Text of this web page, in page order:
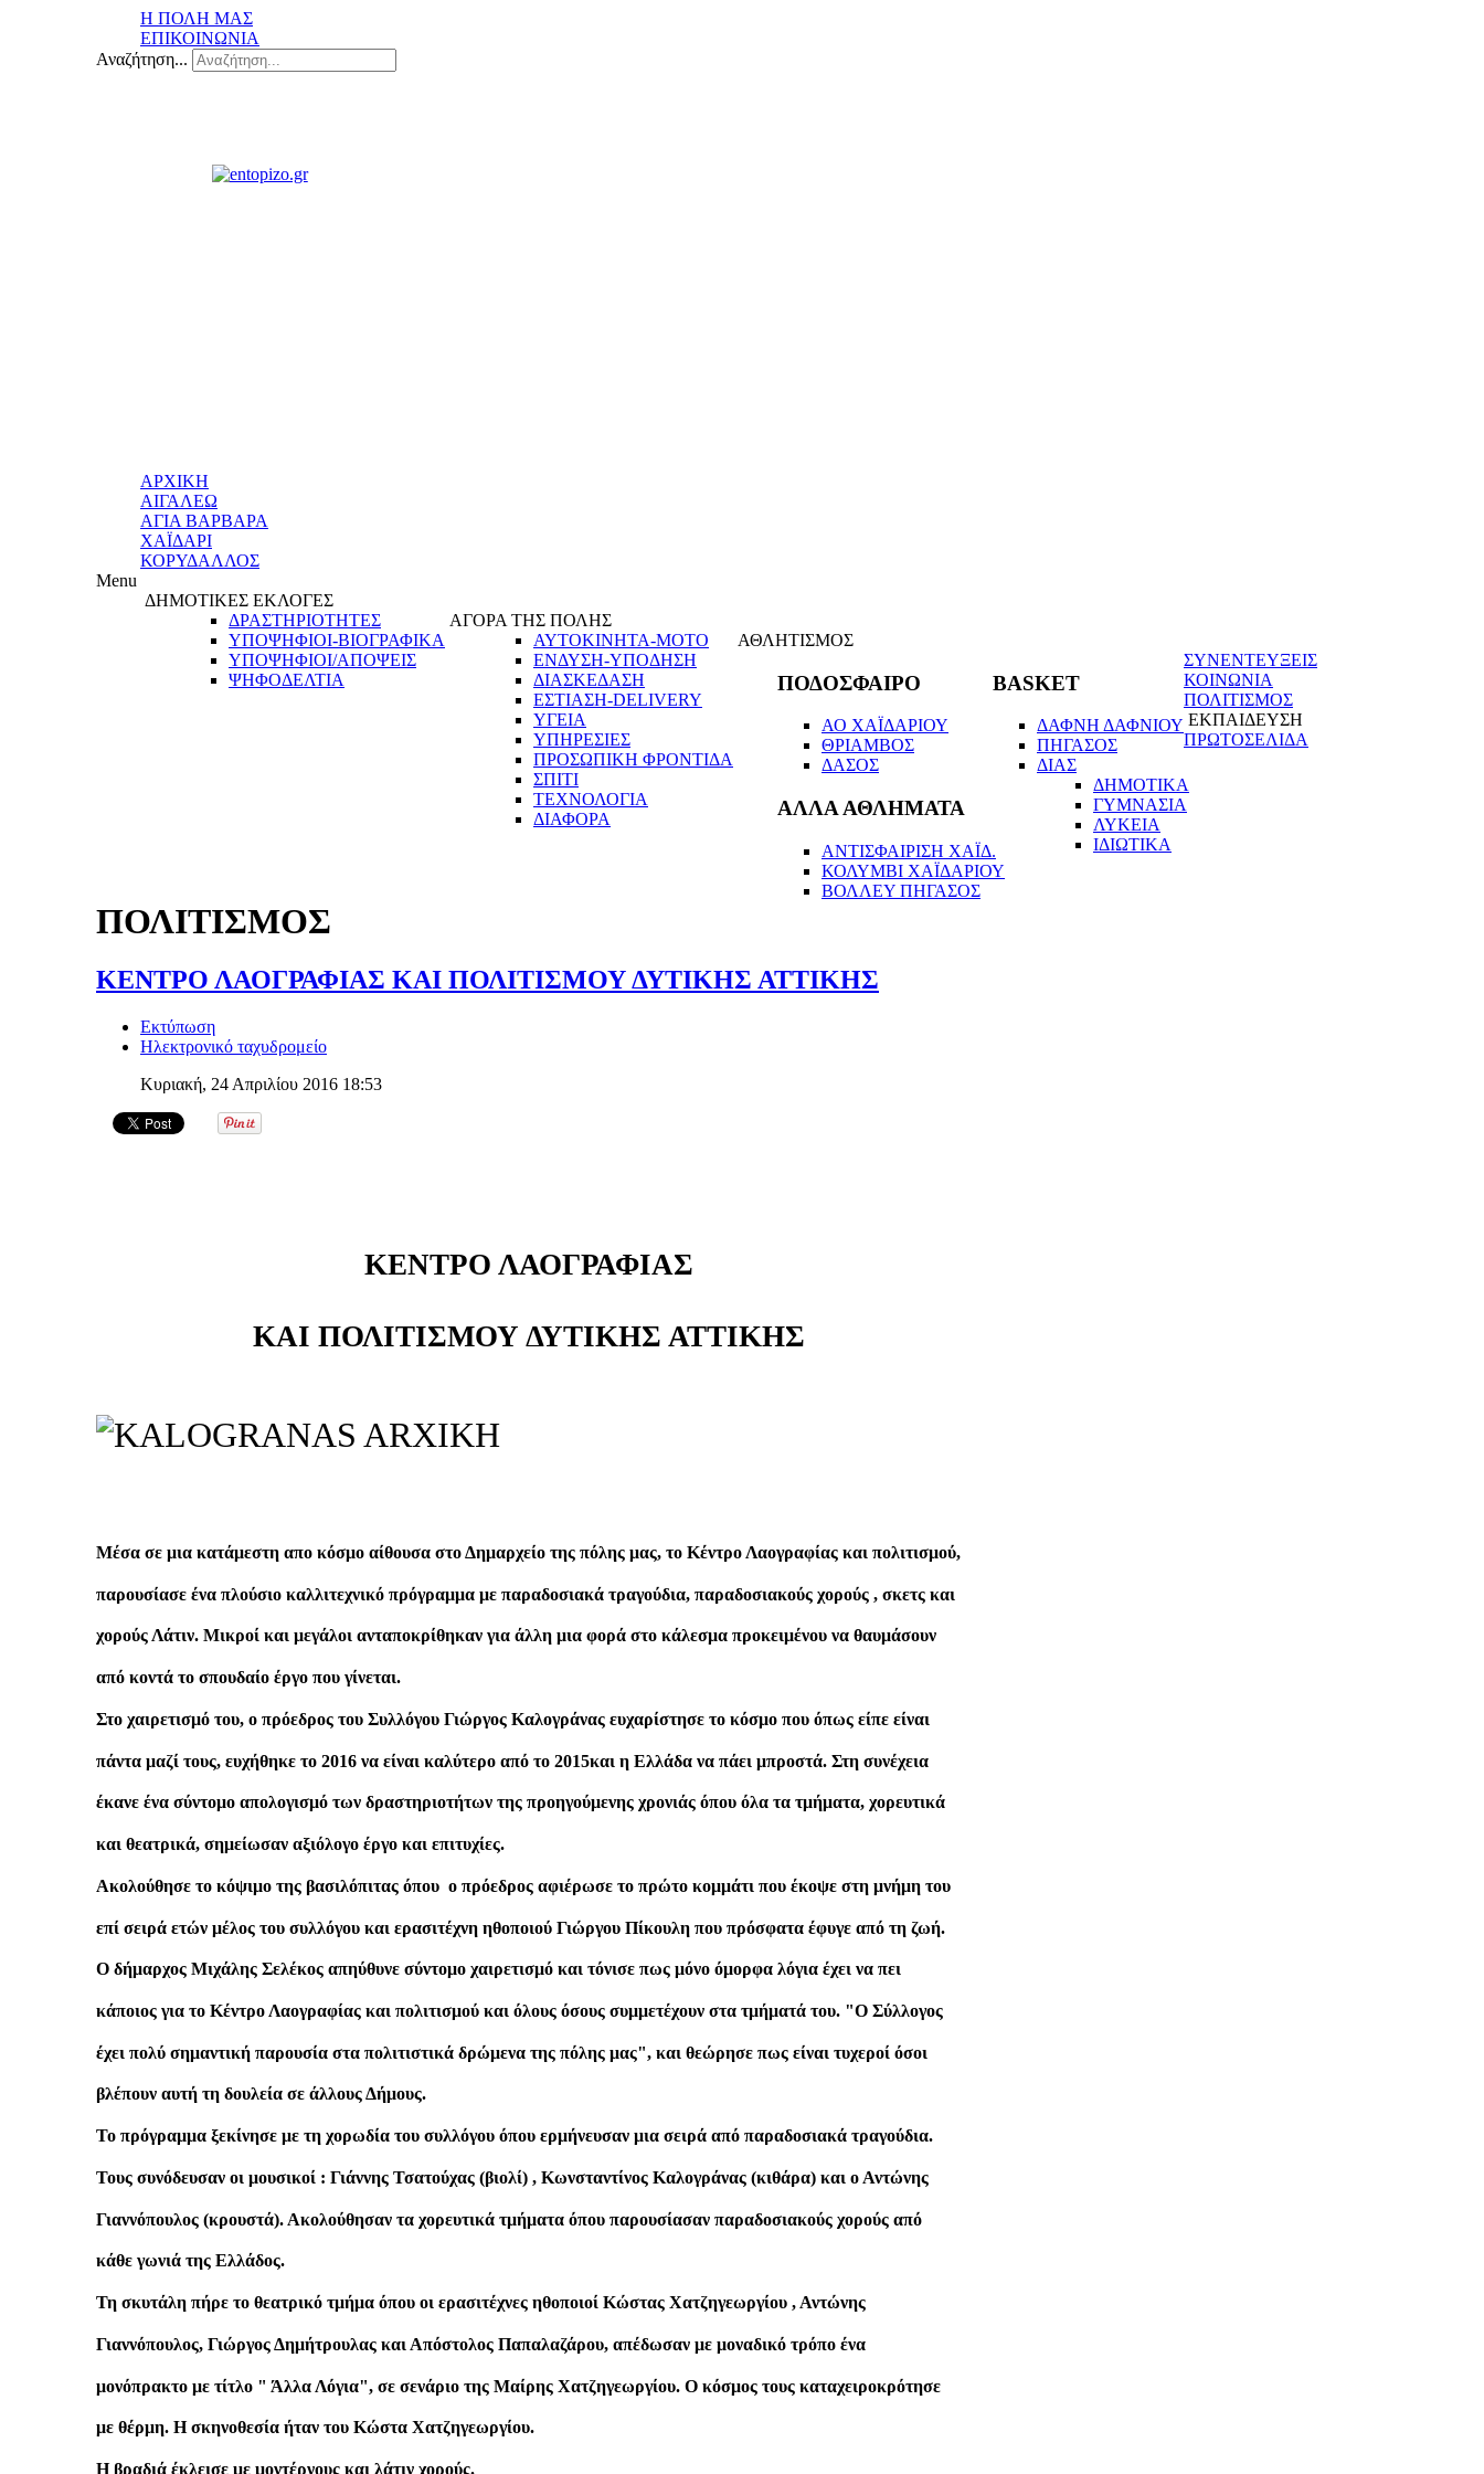
Η ΠΟΛΗ ΜΑΣ
ΕΠΙΚΟΙΝΩΝΙΑ
Αναζήτηση...
ΑΡΧΙΚΗ
ΑΙΓΑΛΕΩ
ΑΓΙΑ ΒΑΡΒΑΡΑ
ΧΑΪΔΑΡΙ
ΚΟΡΥΔΑΛΛΟΣ
Menu
ΔΗΜΟΤΙΚΕΣ ΕΚΛΟΓΕΣ
ΔΡΑΣΤΗΡΙΟΤΗΤΕΣ
ΥΠΟΨΗΦΙΟΙ-ΒΙΟΓΡΑΦΙΚΑ
ΥΠΟΨΗΦΙΟΙ/ΑΠΟΨΕΙΣ
ΨΗΦΟΔΕΛΤΙΑ
ΑΓΟΡΑ ΤΗΣ ΠΟΛΗΣ
ΑΥΤΟΚΙΝΗΤΑ-ΜΟΤΟ
ΕΝΔΥΣΗ-ΥΠΟΔΗΣΗ
ΔΙΑΣΚΕΔΑΣΗ
ΕΣΤΙΑΣΗ-DELIVERY
ΥΓΕΙΑ
ΥΠΗΡΕΣΙΕΣ
ΠΡΟΣΩΠΙΚΗ ΦΡΟΝΤΙΔΑ
ΣΠΙΤΙ
ΤΕΧΝΟΛΟΓΙΑ
ΔΙΑΦΟΡΑ
ΑΘΛΗΤΙΣΜΟΣ
ΠΟΔΟΣΦΑΙΡΟ
ΑΟ ΧΑΪΔΑΡΙΟΥ
ΘΡΙΑΜΒΟΣ
ΔΑΣΟΣ
BASKET
ΔΑΦΝΗ ΔΑΦΝΙΟΥ
ΠΗΓΑΣΟΣ
ΔΙΑΣ
ΑΛΛΑ ΑΘΛΗΜΑΤΑ
ΑΝΤΙΣΦΑΙΡΙΣΗ ΧΑΪΔ.
ΚΟΛΥΜΒΙ ΧΑΪΔΑΡΙΟΥ
ΒΟΛΛΕΥ ΠΗΓΑΣΟΣ
ΣΥΝΕΝΤΕΥΞΕΙΣ
ΚΟΙΝΩΝΙΑ
ΠΟΛΙΤΙΣΜΟΣ
ΕΚΠΑΙΔΕΥΣΗ
ΔΗΜΟΤΙΚΑ
ΓΥΜΝΑΣΙΑ
ΛΥΚΕΙΑ
ΙΔΙΩΤΙΚΑ
ΠΡΩΤΟΣΕΛΙΔΑ
ΠΟΛΙΤΙΣΜΟΣ
ΚΕΝΤΡΟ ΛΑΟΓΡΑΦΙΑΣ ΚΑΙ ΠΟΛΙΤΙΣΜΟΥ ΔΥΤΙΚΗΣ ΑΤΤΙΚΗΣ
Εκτύπωση
Ηλεκτρονικό ταχυδρομείο
Κυριακή, 24 Απριλίου 2016 18:53
ΚΕΝΤΡΟ ΛΑΟΓΡΑΦΙΑΣ
ΚΑΙ ΠΟΛΙΤΙΣΜΟΥ ΔΥΤΙΚΗΣ ΑΤΤΙΚΗΣ
Μέσα σε μια κατάμεστη απο κόσμο αίθουσα στο Δημαρχείο της πόλης μας, το Κέντρο Λαογραφίας και πολιτισμού,
παρουσίασε ένα πλούσιο καλλιτεχνικό πρόγραμμα με παραδοσιακά τραγούδια, παραδοσιακούς χορούς , σκετς και
χορούς Λάτιν. Μικροί και μεγάλοι ανταποκρίθηκαν για άλλη μια φορά στο κάλεσμα προκειμένου να θαυμάσουν
από κοντά το σπουδαίο έργο που γίνεται.
Στο χαιρετισμό του, ο πρόεδρος του Συλλόγου Γιώργος Καλογράνας ευχαρίστησε το κόσμο που όπως είπε είναι
πάντα μαζί τους, ευχήθηκε το 2016 να είναι καλύτερο από το 2015και η Ελλάδα να πάει μπροστά. Στη συνέχεια
έκανε ένα σύντομο απολογισμό των δραστηριοτήτων της προηγούμενης χρονιάς όπου όλα τα τμήματα, χορευτικά
και θεατρικά, σημείωσαν αξιόλογο έργο και επιτυχίες.
Ακολούθησε το κόψιμο της βασιλόπιτας όπου ο πρόεδρος αφιέρωσε το πρώτο κομμάτι που έκοψε στη μνήμη του
επί σειρά ετών μέλος του συλλόγου και ερασιτέχνη ηθοποιού Γιώργου Πίκουλη που πρόσφατα έφυγε από τη ζωή.
Ο δήμαρχος Μιχάλης Σελέκος απηύθυνε σύντομο χαιρετισμό και τόνισε πως μόνο όμορφα λόγια έχει να πει
κάποιος για το Κέντρο Λαογραφίας και πολιτισμού και όλους όσους συμμετέχουν στα τμήματά του. "Ο Σύλλογος
έχει πολύ σημαντική παρουσία στα πολιτιστικά δρώμενα της πόλης μας", και θεώρησε πως είναι τυχεροί όσοι
βλέπουν αυτή τη δουλεία σε άλλους Δήμους.
Το πρόγραμμα ξεκίνησε με τη χορωδία του συλλόγου όπου ερμήνευσαν μια σειρά από παραδοσιακά τραγούδια.
Τους συνόδευσαν οι μουσικοί : Γιάννης Τσατούχας (βιολί) , Κωνσταντίνος Καλογράνας (κιθάρα) και ο Αντώνης
Γιαννόπουλος (κρουστά). Ακολούθησαν τα χορευτικά τμήματα όπου παρουσίασαν παραδοσιακούς χορούς από
κάθε γωνιά της Ελλάδος.
Τη σκυτάλη πήρε το θεατρικό τμήμα όπου οι ερασιτέχνες ηθοποιοί Κώστας Χατζηγεωργίου , Αντώνης
Γιαννόπουλος, Γιώργος Δημήτρουλας και Απόστολος Παπαλαζάρου, απέδωσαν με μοναδικό τρόπο ένα
μονόπρακτο με τίτλο " Άλλα Λόγια", σε σενάριο της Μαίρης Χατζηγεωργίου. Ο κόσμος τους καταχειροκρότησε
με θέρμη. Η σκηνοθεσία ήταν του Κώστα Χατζηγεωργίου.
Η βραδιά έκλεισε με μοντέρνους και λάτιν χορούς.